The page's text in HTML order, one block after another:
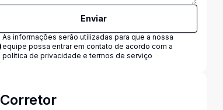
Enviar
As informações serão utilizadas para que a nossa
equipe possa entrar em contato de acordo com a
política de privacidade e termos de serviço
Corretor